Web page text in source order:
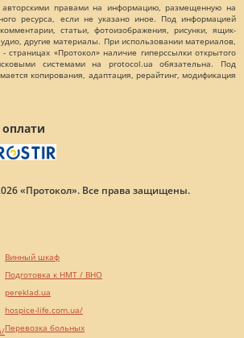
авторскими правами на информацию, размещенную на
ресурса, если не указано иное. Под информацией
статьи, фотоизображения, рисунки, ящик-
другие материалы. При использовании материалов,
«Протокол» наличие гиперссылки открытого
системами на protocol.ua обязательна. Под
копирования, адаптация, рерайтинг, модификация
«Протокол». Все права защищены.
Винный шкаф
Подготовка к НМТ / ВНО
pereklad.ua
hospice-life.com.ua/
Перевозка больных